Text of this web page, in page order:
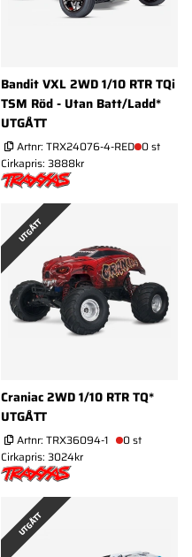
Bandit VXL 2WD 1/10 RTR TQi
TSM Röd - Utan Batt/Ladd*
UTGÅTT
Artnr: TRX24076-4-RED 0 st
Cirkapris: 3888kr
UTGÅTT
Craniac 2WD 1/10 RTR TQ*
UTGÅTT
Artnr: TRX36094-1
0 st
Cirkapris: 3024kr
UTGÅTT